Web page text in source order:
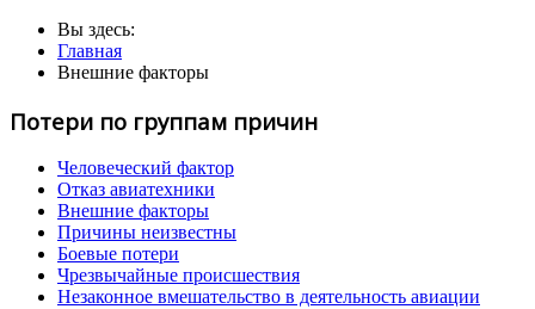
Вы здесь:
Главная
Внешние факторы
Потери по группам причин
Человеческий фактор
Отказ авиатехники
Внешние факторы
Причины неизвестны
Боевые потери
Чрезвычайные происшествия
Незаконное вмешательство в деятельность авиации